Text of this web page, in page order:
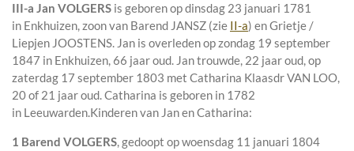
III-a Jan VOLGERS is geboren op dinsdag 23 januari 1781
in Enkhuizen, zoon van Barend JANSZ (zie II-a) enGrietje /
Liepjen JOOSTENS. Jan is overleden op zondag 19 september
1847 in Enkhuizen, 66 jaar oud. Jan trouwde, 22 jaar oud, op
zaterdag 17 september 1803 met Catharina Klaasdr VAN LOO,
20 of 21 jaar oud. Catharina is geboren in 1782
in Leeuwarden.Kinderen van Jan en Catharina:
1 Barend VOLGERS, gedoopt op woensdag 11 januari 1804